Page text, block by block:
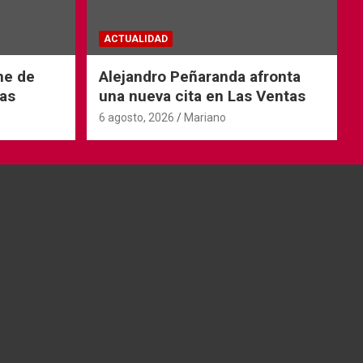
de
ACTUALIDAD
Alejandro Peñaranda afronta
una nueva cita en Las Ventas
6 agosto, 2026 Mariano